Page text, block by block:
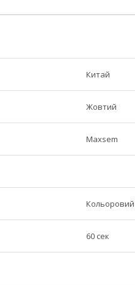
Китай
Жовтий
Maxsem
60 сек